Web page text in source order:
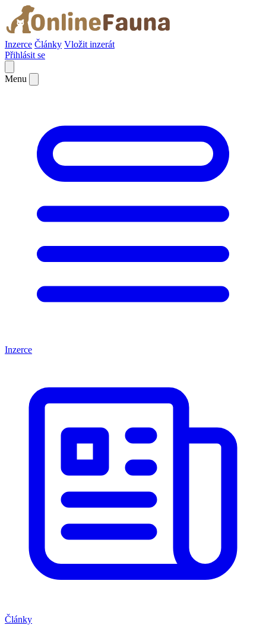
Inzerce Články Vložit inzerát
Přihlásit se
Menu
Inzerce
Články